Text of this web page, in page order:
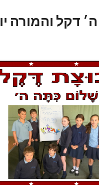
דקל והמורה